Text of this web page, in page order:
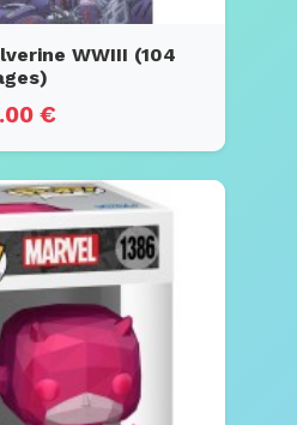
WWIII (104
€